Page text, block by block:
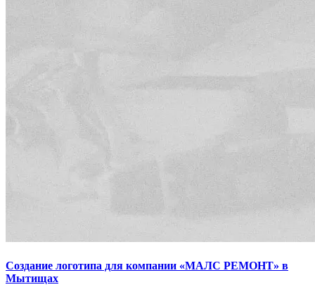
Создание логотипа для компании «МАЛС РЕМОНТ» в
Мытищах